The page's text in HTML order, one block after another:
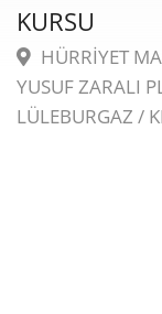
KURSU
HÜRRİYET
YUSUF ZARALI
LÜLEBURGAZ /